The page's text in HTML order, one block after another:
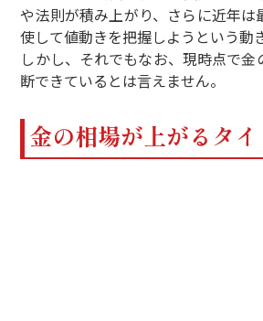
や法則が積み上がり、さらに近年は
使して値動きを把握しようという動
しかし、それでもなお、現時点で
断できているとは言えません。
金の相場が上がるタ